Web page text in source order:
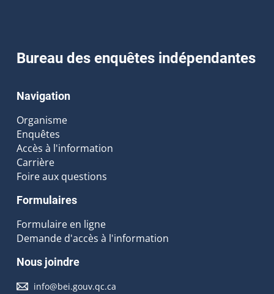
Bureau des enquêtes indépendantes
Navigation
Organisme
Enquêtes
Accès à l'information
Carrière
Foire aux questions
Formulaires
Formulaire en ligne
Demande d'accès à l'information
Nous joindre
info@bei.gouv.qc.ca